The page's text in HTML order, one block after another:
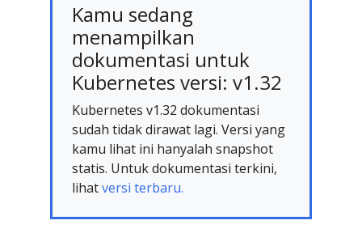
Kamu sedang
menampilkan
dokumentasi untuk
Kubernetes versi: v1.32
Kubernetes v1.32 dokumentasi
sudah tidak dirawat lagi. Versi yang
kamu lihat ini hanyalah snapshot
statis. Untuk dokumentasi terkini,
lihatversi terbaru.